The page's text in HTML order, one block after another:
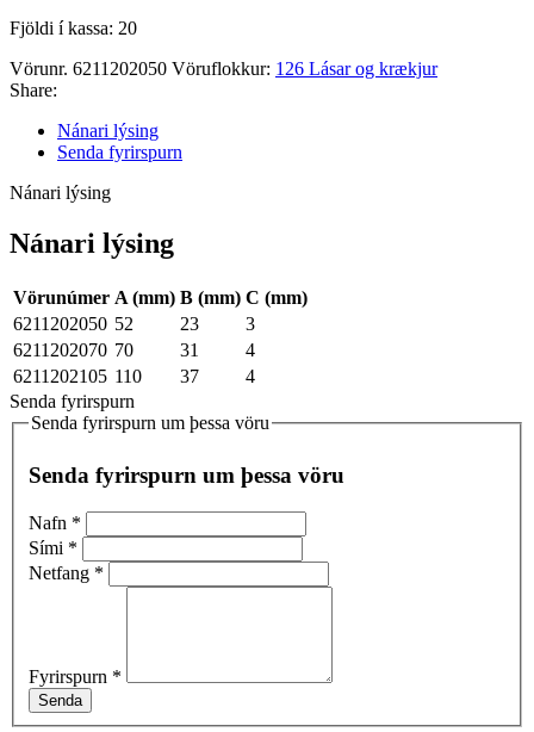
Fjöldi í kassa: 20
Vörunr. 6211202050 Vöruflokkur: 126 Lásar og krækjur
Share:
Nánari lýsing
Senda fyrirspurn
Nánari lýsing
Nánari lýsing
Vörunúmer A (mm) B (mm) C (mm)
6211202050 52 23
3
6211202070 70 31
4
6211202105 110 37
4
Senda fyrirspurn
Senda fyrirspurn um þessa vöru
Senda fyrirspurn um þessa vöru
Nafn *
Sími *
Netfang *
Fyrirspurn *
Senda